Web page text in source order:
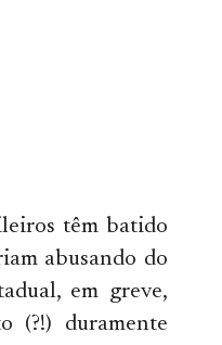
têm batido
abusando do
em greve,
(?!) duramente